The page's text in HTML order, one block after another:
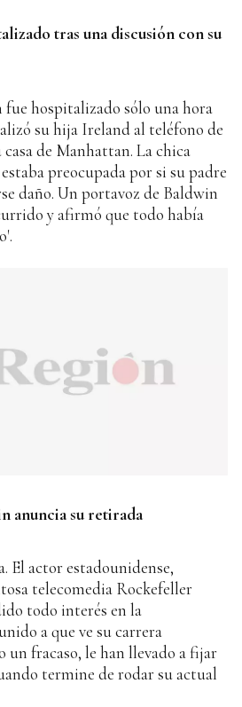
tras una discusión con su
hospitalizado sólo una hora
su hija Ireland al teléfono de
casa de Manhattan. La chica
preocupada por si su padre
daño. Un portavoz de Baldwin
y afirmó que todo había
anuncia su retirada
El actor estadounidense,
telecomedia Rockefeller
todo interés en la
a que ve su carrera
un fracaso, le han llevado a fijar
termine de rodar su actual